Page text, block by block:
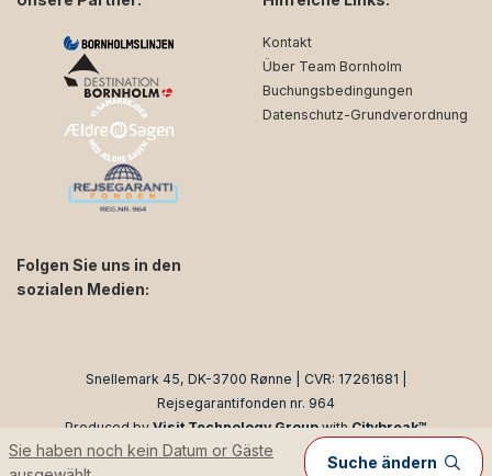
Sie haben noch kein Datum or Gäste
Suche ändern
Folgen Sie uns in den
sozialen Medien:
Kontakt
Über Team Bornholm
Buchungsbedingungen
Datenschutz-Grundverordnung
Snellemark 45, DK-3700 Rønne | CVR: 17261681 |
Rejsegarantifonden nr. 964
Produced by Visit Technology Group with Citybreak™
Information & Reservation System